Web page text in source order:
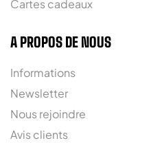
Cartes cadeaux
A PROPOS DE NOUS
Informations
Newsletter
Nous rejoindre
Avis clients